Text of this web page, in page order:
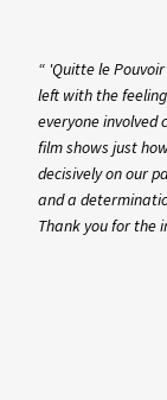
“ 'Quitte le
left with the
everyone involved
film shows just
decisively on our
and a
Thank you for the